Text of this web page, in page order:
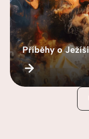
Příběhy o Ježíši